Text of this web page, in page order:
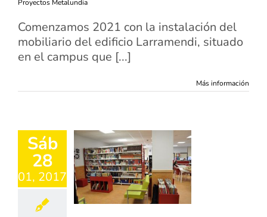
Proyectos Metalundia
Comenzamos 2021 con la instalación del
mobiliario del edificio Larramendi, situado
en el campus que [...]
Más información
Sáb
28
01, 2017
Metalundia con la
educación